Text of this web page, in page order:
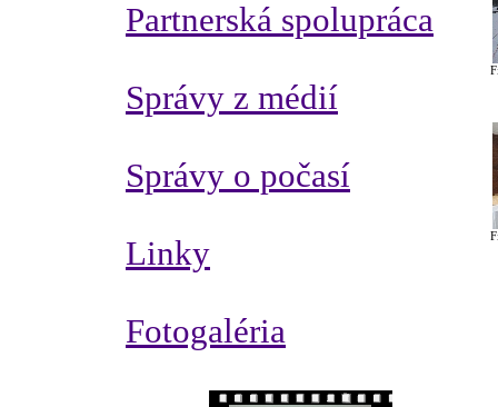
Partnerská spolupráca
Správy z médií
Správy o počasí
Linky
Fotogaléria